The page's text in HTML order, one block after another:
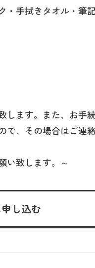
・手拭きタオル・筆
ます。また、お手
で、その場合はご連
い致します。～
し込む